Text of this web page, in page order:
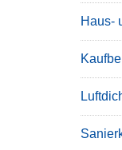
Haus-